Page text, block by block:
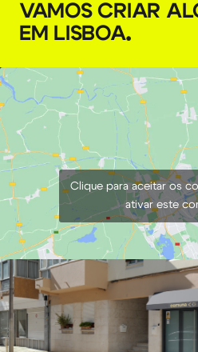
VAMOS CRIAR
EM LISBOA.
Clique para aceitar os
ativar este